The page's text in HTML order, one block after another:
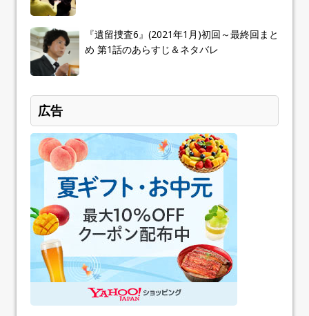
『遺留捜査6』(2021年1月)初回～最終回まと
め 第1話のあらすじ＆ネタバレ
広告